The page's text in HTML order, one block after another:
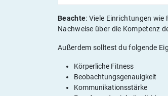
Beachte: Viele Einrichtungen
Nachweise über die Kompetenz
Außerdem solltest du folgende
Körperliche Fitness
Beobachtungsgenauigkeit
Kommunikationsstärke